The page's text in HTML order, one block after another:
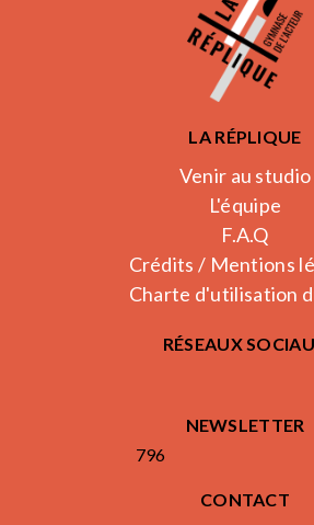
LA RÉPLIQUE
Venir au studio
L'équipe
F.A.Q
Crédits / Mentions
Charte d'utilisation
RÉSEAUX
NEWSLETTER
796
CONTACT